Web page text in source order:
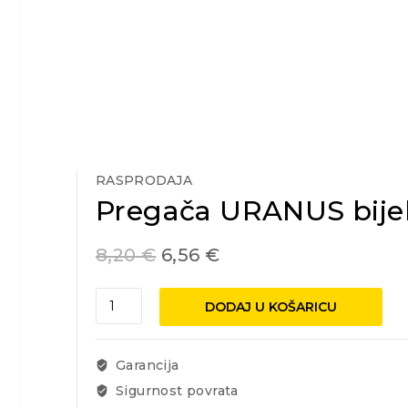
RASPRODAJA
Pregača URANUS
8,20€ 6,56 €
Pregača
bijela
količina
DODAJ U KOŠARICU
Garancija
Sigurnost povrata